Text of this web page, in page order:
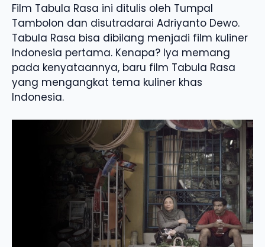
Film Tabula Rasa ini ditulis oleh Tumpal
Tambolon dan disutradarai Adriyanto Dewo.
Tabula Rasa bisa dibilang menjadi film kuliner
Indonesia pertama. Kenapa? Iya memang
pada kenyataannya, baru film Tabula Rasa
yang mengangkat tema kuliner khas
Indonesia.